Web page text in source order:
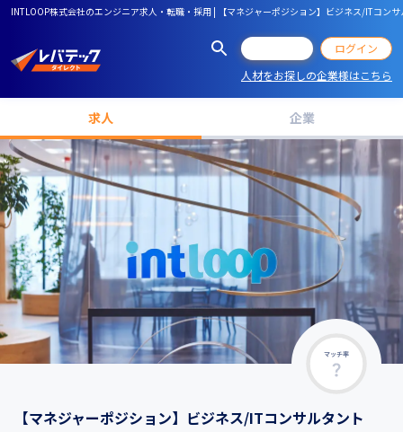
INTLOOP株式会社のエンジニア求人・転職・採用 | 【マネジャーポジション】ビジネス/ITコン
ログイン
人材をお探しの企業様はこちら
求人 企業
マッチ率
【マネジャーポジション】ビジネス/ITコンサルタント